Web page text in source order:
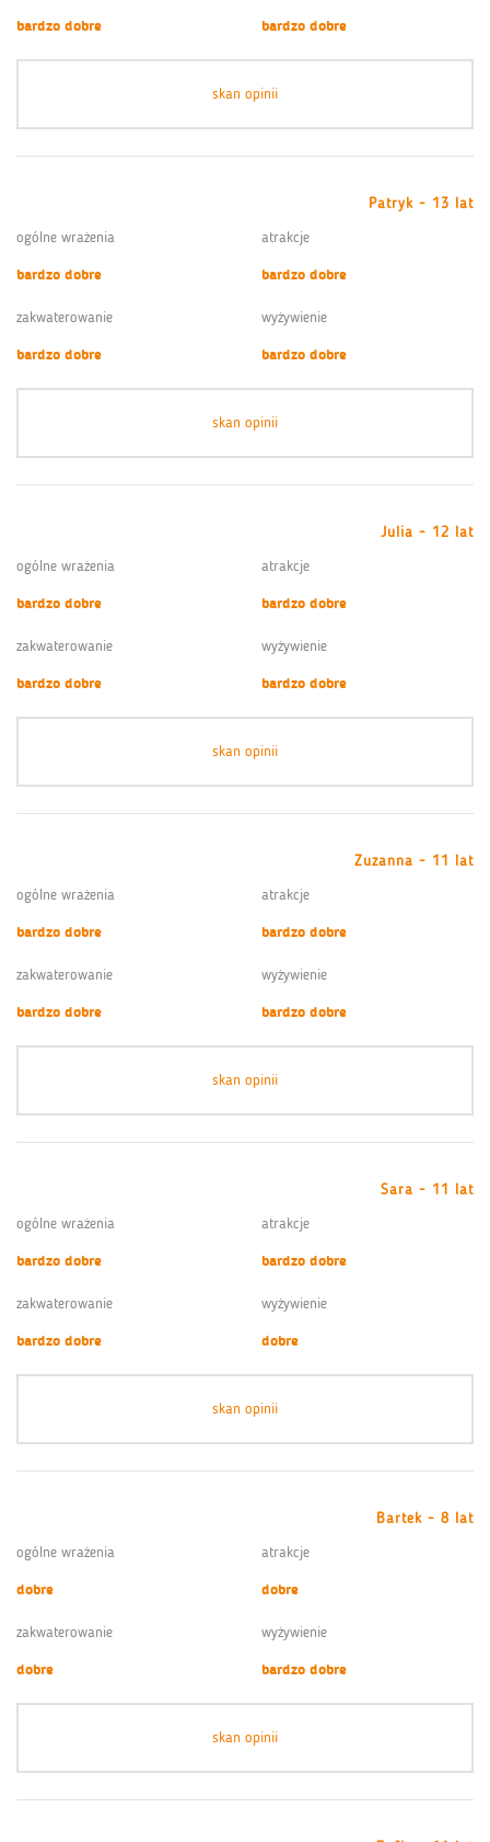
bardzo dobre bardzo dobre
skan opinii
Patryk - 13 lat
ogólne wrażenia
bardzo dobre
atrakcje
bardzo dobre
zakwaterowanie
bardzo dobre
wyżywienie
bardzo dobre
skan opinii
Julia - 12 lat
ogólne wrażenia
bardzo dobre
atrakcje
bardzo dobre
zakwaterowanie
bardzo dobre
wyżywienie
bardzo dobre
skan opinii
Zuzanna - 11 lat
ogólne wrażenia
bardzo dobre
atrakcje
bardzo dobre
zakwaterowanie
bardzo dobre
wyżywienie
bardzo dobre
skan opinii
Sara - 11 lat
ogólne wrażenia
bardzo dobre
atrakcje
bardzo dobre
zakwaterowanie
bardzo dobre
wyżywienie
dobre
skan opinii
Bartek - 8 lat
ogólne wrażenia
dobre
atrakcje
dobre
zakwaterowanie
dobre
wyżywienie
bardzo dobre
skan opinii